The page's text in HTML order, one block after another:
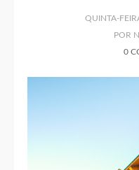
QUINTA-
POR
0